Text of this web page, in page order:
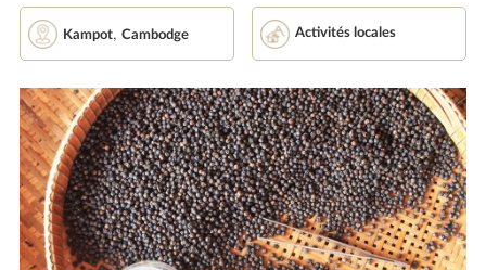
Kampot, Cambodge Activités locales